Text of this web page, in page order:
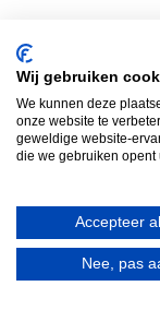
Actief
Wij gebruiken
We kunnen deze
onze website te
geweldige website-
die we gebruiken
Accepteer
Nee, pas